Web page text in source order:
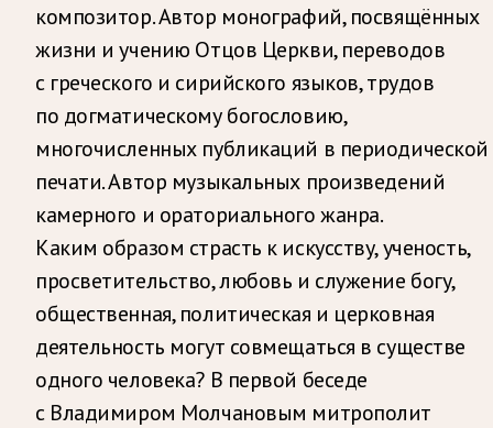
композитор. Автор монографий, посвящённых
жизни и учению Отцов Церкви, переводов
с греческого и сирийского языков, трудов
по догматическому богословию,
многочисленных публикаций в периодической
печати. Автор музыкальных произведений
камерного и ораториального жанра.
Каким образом страсть к искусству, ученость,
просветительство, любовь и служение богу,
общественная, политическая и церковная
деятельность могут совмещаться в существе
одного человека? В первой беседе
с Владимиром Молчановым митрополит